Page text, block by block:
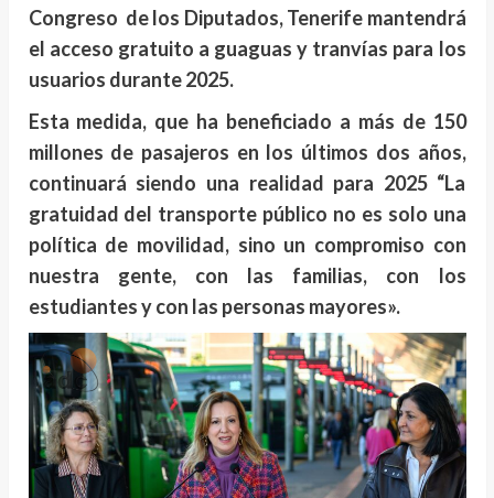
Congreso de los Diputados, Tenerife mantendrá
el acceso gratuito a guaguas y tranvías para los
usuarios durante 2025.
Esta medida, que ha beneficiado a más de 150
millones de pasajeros en los últimos dos años,
continuará siendo una realidad para 2025 “La
gratuidad del transporte público no es solo una
política de movilidad, sino un compromiso con
nuestra gente, con las familias, con los
estudiantes y con las personas mayores».